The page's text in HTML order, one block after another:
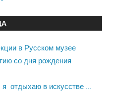
в Русском музее
со дня рождения
я отдыхаю в искусстве …